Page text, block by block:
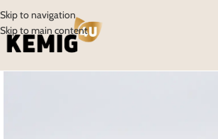
Skip to navigation
Skip to main content